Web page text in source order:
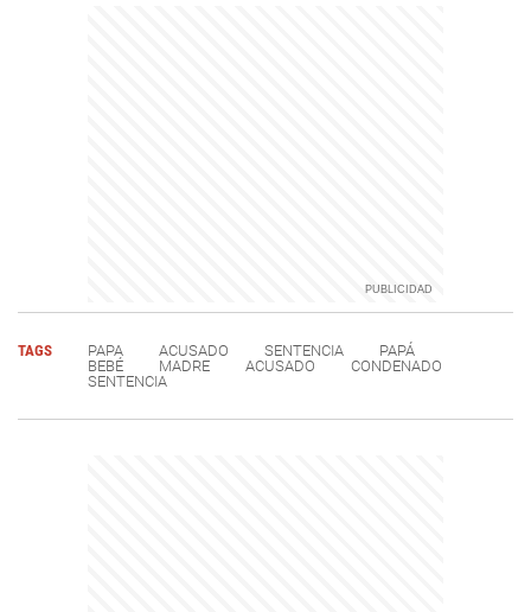
TAGS PAPA ACUSADO SENTENCIA
PAPÁ
BEBÉ
MADRE ACUSADO
CONDENADO
SENTENCIA